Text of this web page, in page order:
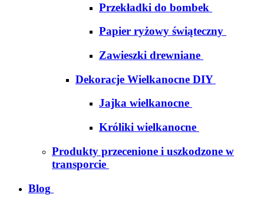
Przekładki do bombek
Papier ryżowy świąteczny
Zawieszki drewniane
Dekoracje Wielkanocne DIY
Jajka wielkanocne
Króliki wielkanocne
Produkty przecenione i uszkodzone w
transporcie
Blog